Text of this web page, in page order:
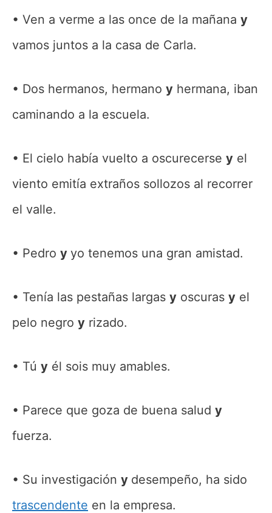
Ven a verme a las once de la mañana y
vamos juntos a la casa de Carla.
Dos hermanos, hermano y hermana, iban
caminando a la escuela.
El cielo había vuelto a oscurecerse y el
viento emitía extraños sollozos al recorrer
el valle.
Pedro y yo tenemos una gran amistad.
Tenía las pestañas largas y oscuras y el
pelo negro y rizado.
Tú y él sois muy amables.
Parece que goza de buena salud y
fuerza.
Su investigación y desempeño, ha sido
trascendente en la empresa.